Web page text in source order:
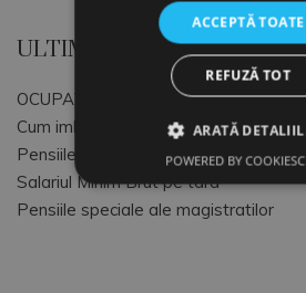
ULTIMELE ARTICOLE
OCUPATII SI CODURI COR
Cum imbunatatim atmosfera de lucru
Pensiile speciale MApN+MAI+SRI
Salariul Minim Brut pe tara
Pensiile speciale ale magistratilor
ACCEPTĂ TOATE
REFUZĂ TOT
ARATĂ
POWERED BY